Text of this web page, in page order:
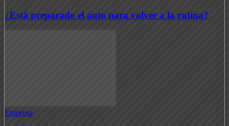
¿Está preparado el auto para volver a la rutina?
Empresa